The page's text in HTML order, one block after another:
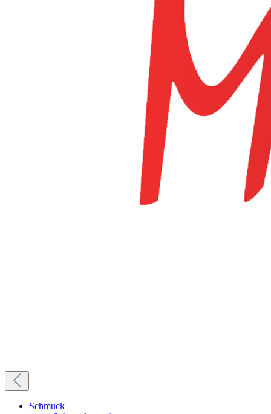
Schmuck